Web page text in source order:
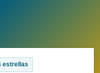
estrellas